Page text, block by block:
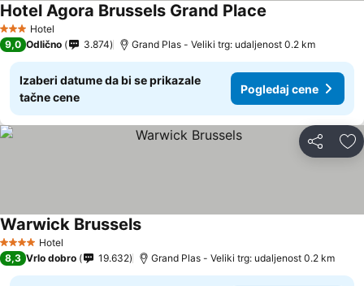
3 Zvezdice
Hotel
Hotel Agora Brussels Grand Place
9,0 Odlično 3.874 Grand Plas - Veliki trg: udaljenost 0.2 km
Izaberi datume da bi se prikazale
tačne cene
Pogledaj cene
Deli
4 ZvezdiceHotel
Warwick BrusselsPogledaj cene
8,3 Vrlo dobro 19.632 Grand Plas - Veliki trg: udaljenost 0.2 km